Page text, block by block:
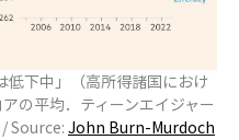
低下中」（高所得諸国におけ
の平均．ティーンエイジャー
Source: John Burn-Murdoch